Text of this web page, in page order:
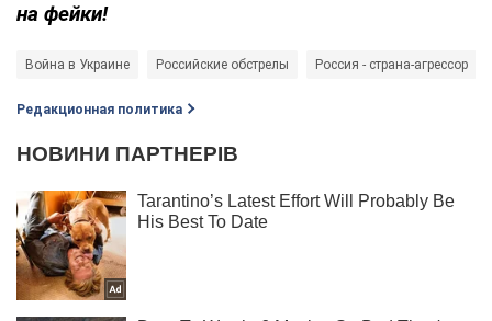
на фейки!
Война в Украине Российские обстрелы Россия - страна-агрессор
Редакционная политика